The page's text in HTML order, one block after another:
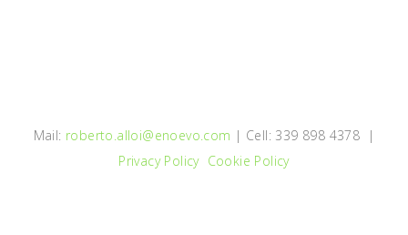
Mail: roberto.alloi@enoevo.com | Cell: 339 898 4378 |
Privacy Policy Cookie Policy